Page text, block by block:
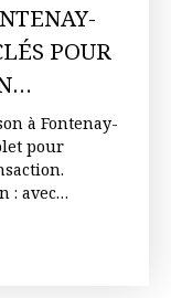
POUR
à Fontenay-
pour
: avec